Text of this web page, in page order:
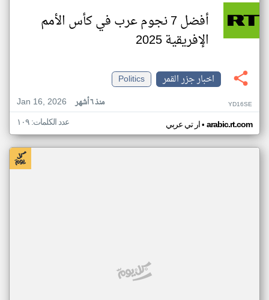
أفضل 7 نجوم عرب في كأس الأمم
الإفريقية 2025
اخبار جزر القمر
Politics
Jan 16, 2026
منذ ٦ أشهر YD16SE
ار تي عربي• arabic.rt.com عدد الكلمات: ١٠٩